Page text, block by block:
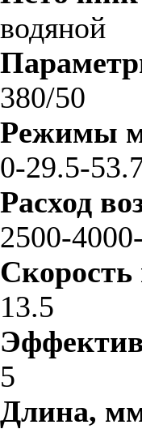
водяной
380/50
Режимы
0-29.5-
Расход
2500-
Скорость
13.5
5
Длина,